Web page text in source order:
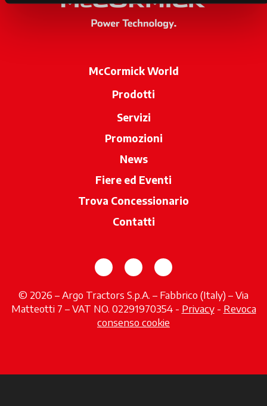
McCormick World
Prodotti
Servizi
Promozioni
News
Fiere ed Eventi
Trova Concessionario
Contatti
si apre in una nuova scheda
si apre in una nuova
si apre in una
© 2026 – Argo Tractors S.p.A. – Fabbrico (Italy) – Via
Matteotti 7 – VAT NO. 02291970354 - Privacysi apre in
- Revoca
consenso cookie